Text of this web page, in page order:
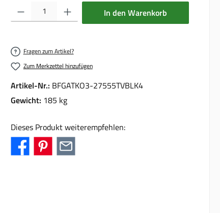
Produkt Anzahl: Gib den gewünschten Wert ein oder benutze die
In den Warenkorb
Fragen zum Artikel?
Zum Merkzettel hinzufügen
Artikel-Nr.: BFGATKO3-27555TVBLK4
Gewicht: 185 kg
Dieses Produkt weiterempfehlen: